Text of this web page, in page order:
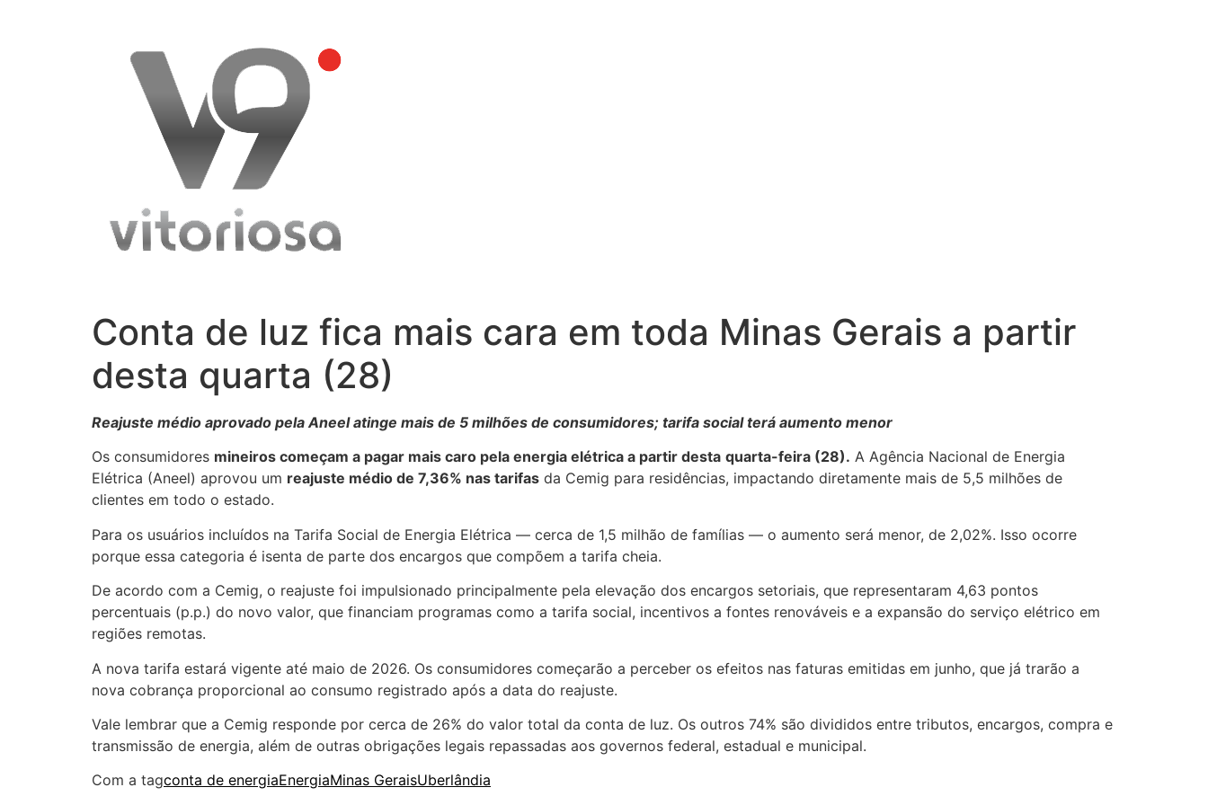
Conta de luz fica mais cara em toda Minas Gerais a partir
desta quarta (28)
Reajuste médio aprovado pela Aneel atinge mais de 5 milhões de consumidores; tarifa social terá aumento menor
Os consumidores mineiros começam a pagar mais caro pela energia elétrica a partir desta quarta-feira (28). A Agência Nacional de Energia
Elétrica (Aneel) aprovou um reajuste médio de 7,36% nas tarifas da Cemig para residências, impactando diretamente mais de 5,5 milhões de
clientes em todo o estado.
Para os usuários incluídos na Tarifa Social de Energia Elétrica — cerca de 1,5 milhão de famílias — o aumento será menor, de 2,02%. Isso ocorre
porque essa categoria é isenta de parte dos encargos que compõem a tarifa cheia.
De acordo com a Cemig, o reajuste foi impulsionado principalmente pela elevação dos encargos setoriais, que representaram 4,63 pontos
percentuais (p.p.) do novo valor, que financiam programas como a tarifa social, incentivos a fontes renováveis e a expansão do serviço elétrico em
regiões remotas.
A nova tarifa estará vigente até maio de 2026. Os consumidores começarão a perceber os efeitos nas faturas emitidas em junho, que já trarão a
nova cobrança proporcional ao consumo registrado após a data do reajuste.
Vale lembrar que a Cemig responde por cerca de 26% do valor total da conta de luz. Os outros 74% são divididos entre tributos, encargos, compra e
transmissão de energia, além de outras obrigações legais repassadas aos governos federal, estadual e municipal.
Com a tagconta de energiaEnergiaMinas GeraisUberlândia